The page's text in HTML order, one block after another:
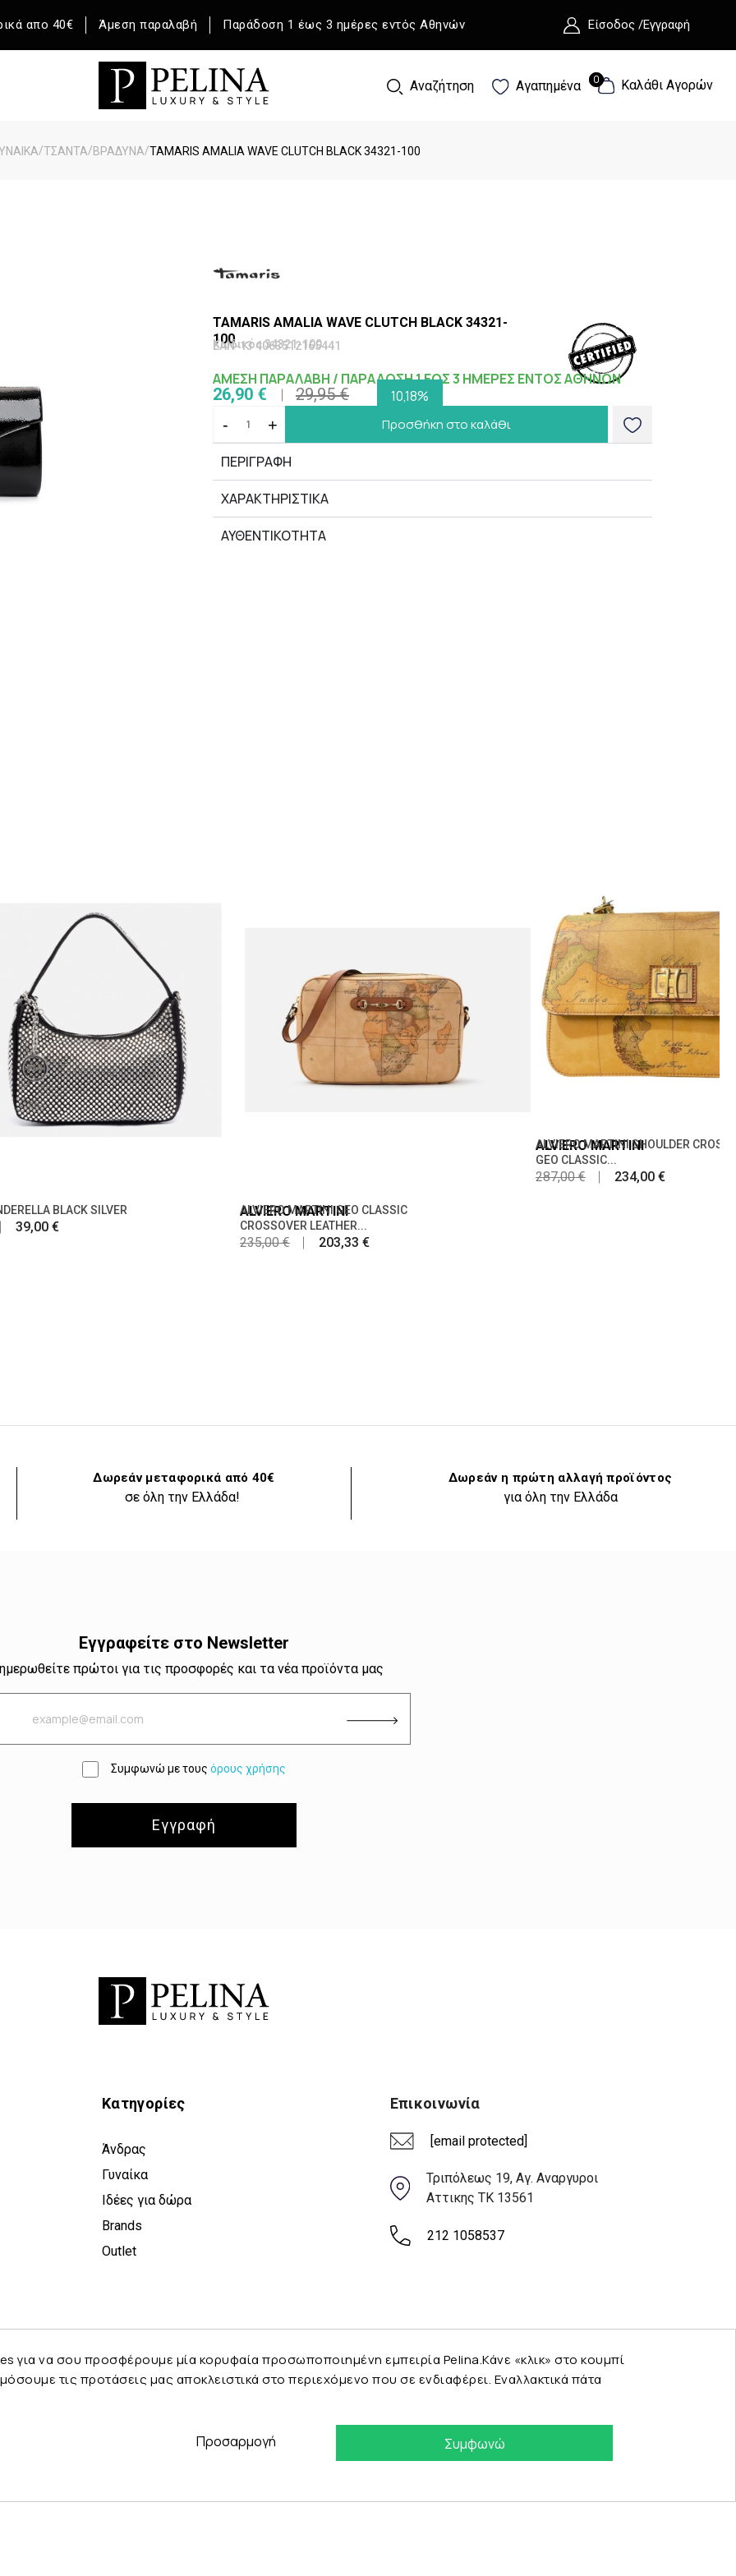
απο 40€ Άμεση παραλαβή Παράδοση 1 έως 3 ημέρες εντός Αθηνών Είσοδος /Εγγραφή
Αναζήτηση Αγαπημένα 0 Καλάθι Αγορών
0
/ΤΣΑΝΤΑ/ΒΡΑΔΥΝΑ/TAMARIS AMALIA WAVE CLUTCH BLACK 34321-100
TAMARIS AMALIA WAVE CLUTCH BLACK 34321-
100
Κωδικός 34321-100
EAN-13 4063512165441
ΑΜΕΣΗ ΠΑΡΑΛΑΒΗ / ΠΑΡΑΔΟΣΗ 1 ΕΩΣ 3 ΗΜΕΡΕΣ ΕΝΤΟΣ ΑΘΗΝΩΝ
26,90 € 29,95 €
10,18%
-
+ Προσθήκη στο καλάθι
ΠΕΡΙΓΡΑΦΗ
ΧΑΡΑΚΤΗΡΙΣΤΙΚΆ
ΑΥΘΕΝΤΙΚΟΤΗΤΑ
BLACK SILVER
39,00 €
ALVIERO MARTINI
ALVIERO MARTINI GEO CLASSIC
CROSSOVER LEATHER...
235,00 € 203,33 €
ALVIERO MARTINI
ALVIERO MARTINI SHOULDER
GEO CLASSIC...
287,00 € 234,00 €
Δωρεάν μεταφορικά από 40€
σε όλη την Ελλάδα!
Δωρεάν η πρώτη αλλαγή προϊόντος
για όλη την Ελλάδα
Εγγραφείτε στο Newsletter
πρώτοι για τις προσφορές και τα νέα προϊόντα μας
Συμφωνώ με τους όρους χρήσης
Εγγραφή
Κατηγορίες
Άνδρας
Γυναίκα
Ιδέες για δώρα
Brands
Outlet
Επικοινωνία
[email protected]
Τριπόλεως 19, Αγ. Αναργυροι
Αττικης ΤΚ 13561
212 1058537
για να σου προσφέρουμε μία κορυφαία προσωποποιημένη εμπειρία Pelina.Κάνε «κλικ» στο κουμπί
τις προτάσεις μας αποκλειστικά στο περιεχόμενο που σε ενδιαφέρει. Εναλλακτικά πάτα
Συμφωνώ
Προσαρμογή